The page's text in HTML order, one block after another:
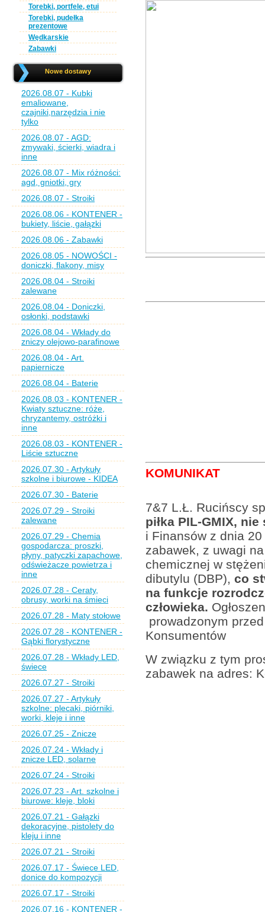
Torebki, portfele, etui
Torebki, pudełka
prezentowe
Wędkarskie
Zabawki
Nowe dostawy
2026.08.07 - Kubki
emaliowane,
czajniki,narzędzia i nie
tylko
2026.08.07 - AGD:
zmywaki, ścierki, wiadra i
inne
2026.08.07 - Mix różności:
agd, gniotki, gry
2026.08.07 - Stroiki
2026.08.06 - KONTENER -
bukiety, liście, gałązki
2026.08.06 - Zabawki
2026.08.05 - NOWOŚCI -
doniczki, flakony, misy
2026.08.04 - Stroiki
zalewane
2026.08.04 - Doniczki,
osłonki, podstawki
2026.08.04 - Wkłady do
zniczy olejowo-parafinowe
2026.08.04 - Art.
papiernicze
2026.08.04 - Baterie
2026.08.03 - KONTENER -
Kwiaty sztuczne: róże,
chryzantemy, ostróżki i
inne
2026.08.03 - KONTENER -
Liście sztuczne
2026.07.30 - Artykuły
szkolne i biurowe - KIDEA
2026.07.30 - Baterie
2026.07.29 - Stroiki
zalewane
2026.07.29 - Chemia
gospodarcza: proszki,
płyny, patyczki zapachowe,
odświeżacze powietrza i
inne
2026.07.28 - Ceraty,
obrusy, worki na śmieci
2026.07.28 - Maty stołowe
2026.07.28 - KONTENER -
Gąbki florystyczne
2026.07.28 - Wkłady LED,
świece
2026.07.27 - Stroiki
2026.07.27 - Artykuły
szkolne: plecaki, piórniki,
worki, kleje i inne
2026.07.25 - Znicze
2026.07.24 - Wkłady i
znicze LED, solarne
2026.07.24 - Stroiki
2026.07.23 - Art. szkolne i
biurowe: kleje, bloki
2026.07.21 - Gałązki
dekoracyjne, pistolety do
kleju i inne
2026.07.21 - Stroiki
2026.07.17 - Świece LED,
donice do kompozycji
2026.07.17 - Stroiki
2026.07.16 - KONTENER -
KOMUNIKAT
7&7 L.Ł. Rucińscy
piłka PIL-GMIX,
i Finansów z dnia
zabawek, z uwagi
chemicznej w
dibutylu (DBP), co
na funkcje
człowieka.
prowadzonym
Konsumentów
W związku z tym
zabawek na adres: